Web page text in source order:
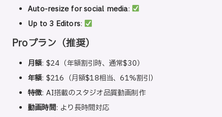
Auto-resize for social media:
Up to 3 Editors:
Proプラン（推奨）
月額: $24（年額割引時、通常$30）
年額: $216（月額$18相当、61%割引）
特徴: AI搭載のスタジオ品質動画制作
動画時間: より長時間対応